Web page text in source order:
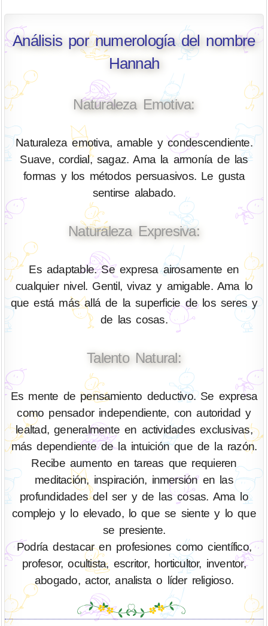
Análisis por numerología del nombre
Hannah
Naturaleza Emotiva:
Naturaleza emotiva, amable y condescendiente.
Suave, cordial, sagaz. Ama la armonía de las
formas y los métodos persuasivos. Le gusta
sentirse alabado.
Naturaleza Expresiva:
Es adaptable. Se expresa airosamente en
cualquier nivel. Gentil, vivaz y amigable. Ama lo
que está más allá de la superficie de los seres y
de las cosas.
Talento Natural:
Es mente de pensamiento deductivo. Se expresa
como pensador independiente, con autoridad y
lealtad, generalmente en actividades exclusivas,
más dependiente de la intuición que de la razón.
Recibe aumento en tareas que requieren
meditación, inspiración, inmersión en las
profundidades del ser y de las cosas. Ama lo
complejo y lo elevado, lo que se siente y lo que
se presiente.
Podría destacar en profesiones como científico,
profesor, ocultista, escritor, horticultor, inventor,
abogado, actor, analista o líder religioso.